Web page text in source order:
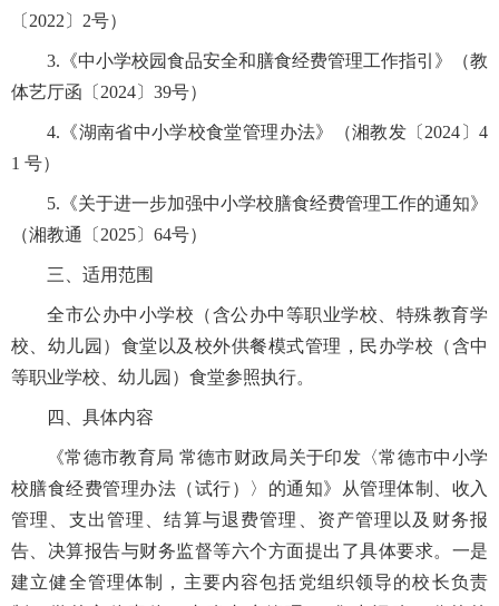
〔2022〕2号）
3.《中小学校园食品安全和膳食经费管理工作指引》（教
体艺厅函〔2024〕39号）
4.《湖南省中小学校食堂管理办法》（湘教发〔2024〕4
1 号）
5.《关于进一步加强中小学校膳食经费管理工作的通知》
（湘教通〔2025〕64号）
三、适用范围
全市公办中小学校（含公办中等职业学校、特殊教育学
校、幼儿园）食堂以及校外供餐模式管理，民办学校（含中
等职业学校、幼儿园）食堂参照执行。
四、具体内容
《常德市教育局 常德市财政局关于印发〈常德市中小学
校膳食经费管理办法（试行）〉 的通知》从管理体制、收入
管理、支出管理、结算与退费管理、资产管理以及财务报
告、决算报告与财务监督等六个方面提出了具体要求。一是
建立健全管理体制，主要内容包括党组织领导的校长负责